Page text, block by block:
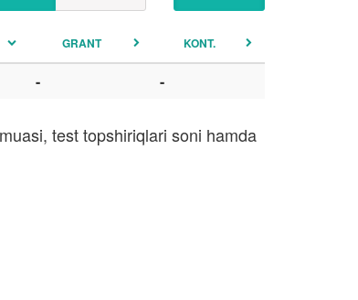
GRANT KONT.
- -
test topshiriqlari soni hamda